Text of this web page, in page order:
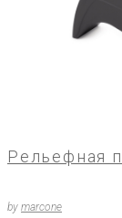
Рельефная
by marcone